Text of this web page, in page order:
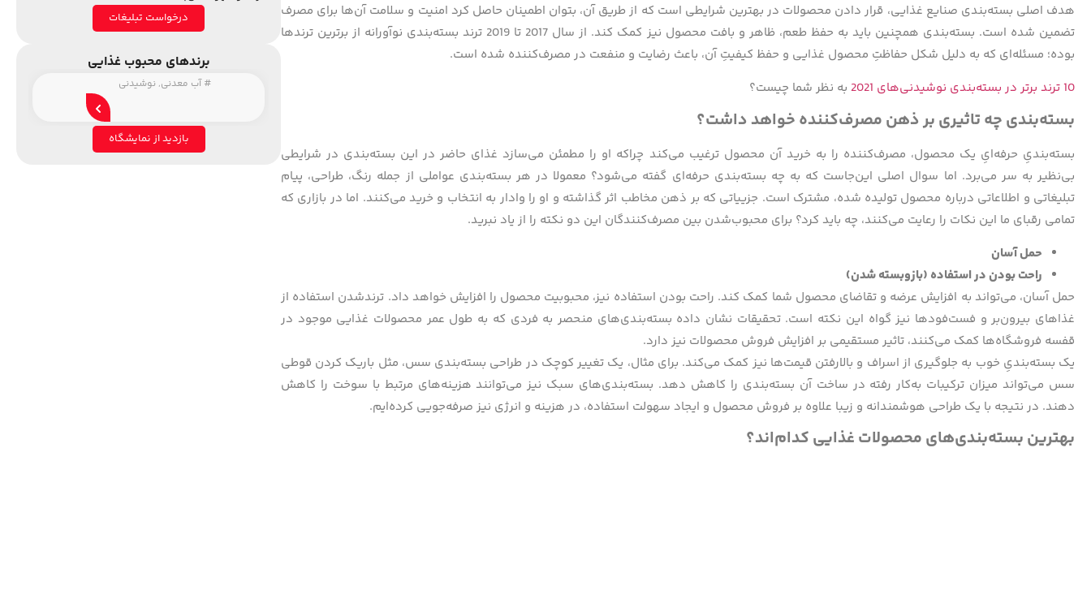
هدف اصلی بسته‌بندی صنایع غذایی، قرار دادن محصولات در بهترین شرایطی است که از طریق آن، بتوان اطمینان حاصل کرد امنیت و سلامت آن‌ها برای مصرف
تضمین شده است. بسته‌بندی همچنین باید به حفظ طعم، ظاهر و بافت محصول نیز کمک کند. از سال 2017 تا 2019 ترند بسته‌بندی نوآورانه از برترین ترندها
بوده؛ مسئله‌ای که به دلیل شکل حفاظتِ محصول غذایی و حفظ کیفیتِ آن، باعث رضایت و منفعت در مصرف‌کننده شده است.
10 ترند برتر در بسته‌بندی نوشیدنی‌های 2021
به نظر شما چیست؟
بسته‌بندی چه تاثیری بر ذهن مصرف‌کننده خواهد داشت؟
بسته‌بندیِ حرفه‌ایِ یک محصول، مصرف‌کننده را به خرید آن محصول ترغیب می‌کند چراکه او را مطمئن می‌سازد غذای حاضر در این بسته‌بندی در شرایطی
بی‌نظیر به سر می‌برد. اما سوال اصلی این‌جاست که به چه بسته‌بندی حرفه‌ای گفته می‌شود؟ معمولا در هر بسته‌بندی عواملی از جمله رنگ، طراحی، پیام
تبلیغاتی و اطلاعاتی درباره محصول تولیده شده، مشترک است. جزییاتی که بر ذهن مخاطب اثر گذاشته و او را وادار به انتخاب و خرید می‌کنند. اما در بازاری که
تمامی رقبای ما این نکات را رعایت می‌کنند، چه باید کرد؟ برای محبوب‌شدن بین مصرف‌کنندگان این دو نکته را از یاد نبرید.
حمل آسان
راحت بودن در استفاده (بازوبسته شدن)
حمل آسان، می‌تواند به افزایش عرضه و تقاضای محصول شما کمک کند. راحت بودن استفاده نیز، محبوبیت محصول را افزایش خواهد داد. ترندشدن استفاده از
غذاهای بیرون‌بر و فست‌فودها نیز گواه این نکته است. تحقیقات نشان داده بسته‌بندی‌های منحصر به فردی که به طول عمر محصولات غذایی موجود در
قفسه فروشگاه‌ها کمک می‌کنند، تاثیر مستقیمی بر افزایش فروش محصولات نیز دارد.
یک بسته‌بندیِ خوب به جلوگیری از اسراف و بالارفتن قیمت‌ها نیز کمک می‌کند. برای مثال، یک تغییر کوچک در طراحی بسته‌بندی سس، مثل باریک کردن قوطی
سس می‌تواند میزان ترکیبات به‌کار رفته در ساخت آن بسته‌بندی را کاهش دهد. بسته‌بندی‌های سبک نیز می‌توانند هزینه‌های مرتبط با سوخت را کاهش
دهند. در نتیجه با یک طراحی هوشمندانه و زیبا علاوه‌ بر فروش محصول و ایجاد سهولت استفاده، در هزینه و انرژی نیز صرفه‌جویی کرده‌ایم.
بهترین بسته‌بندی‌های محصولات غذایی کدام‌اند؟
درخواست تبلیغات
برندهای محبوب غذایی
# آب معدنی, نوشیدنی
بازدید از نمایشگاه